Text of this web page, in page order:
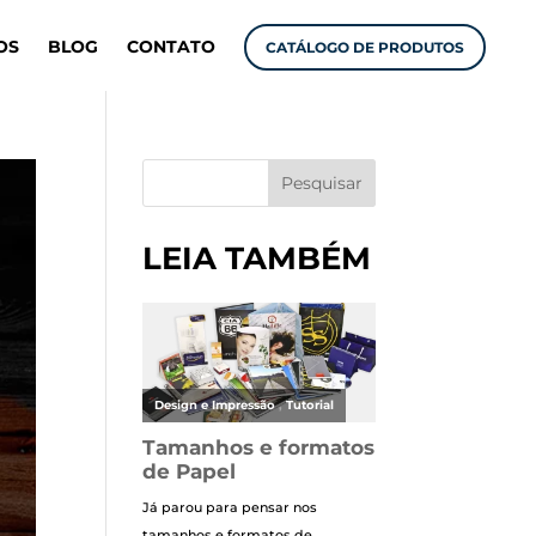
BLOG CONTATO CATÁLOGO DE PRODUTOS
Pesquisar
LEIA TAMBÉM